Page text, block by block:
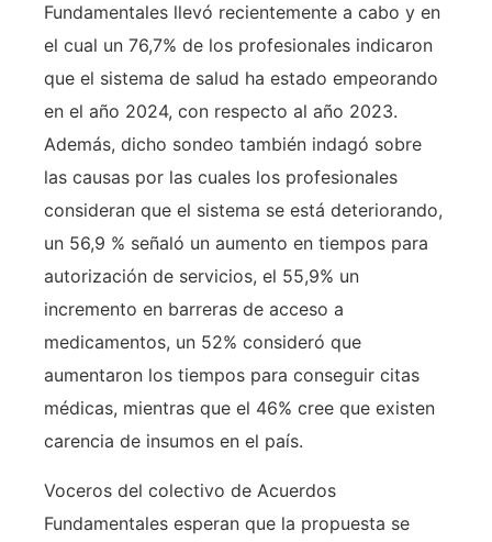
Fundamentales llevó recientemente a cabo y en
el cual un 76,7% de los profesionales indicaron
que el sistema de salud ha estado empeorando
en el año 2024, con respecto al año 2023.
Además, dicho sondeo también indagó sobre
las causas por las cuales los profesionales
consideran que el sistema se está deteriorando,
un 56,9 % señaló un aumento en tiempos para
autorización de servicios, el 55,9% un
incremento en barreras de acceso a
medicamentos, un 52% consideró que
aumentaron los tiempos para conseguir citas
médicas, mientras que el 46% cree que existen
carencia de insumos en el país.
Voceros del colectivo de Acuerdos
Fundamentales esperan que la propuesta se